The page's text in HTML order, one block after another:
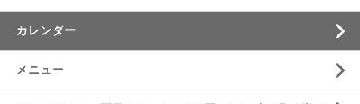
カレンダー
メニュー